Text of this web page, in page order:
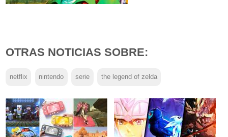
OTRAS NOTICIAS SOBRE:
netflix nintendo serie the legend of zelda